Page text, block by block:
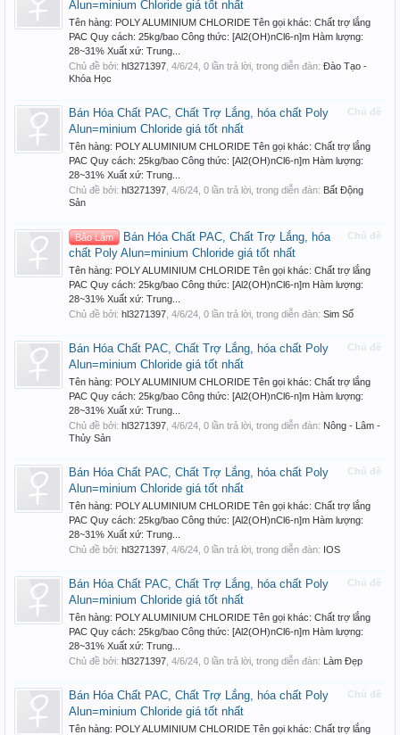
Alun=minium Chloride giá tốt nhất
Tên hàng: POLY ALUMINIUM CHLORIDE Tên gọi khác: Chất trợ lắng
PAC Quy cách: 25kg/bao Công thức: [Al2(OH)nCl6-n]m Hàm lượng:
28~31% Xuất xứ: Trung...
Chủ đề bởi: hl3271397 4/6/24 , 0 lần trả lời, trong diễn đàn: Đào Tạo -
Khóa Học
Chủ đề
Bán Hóa Chất PAC, Chất Trợ Lắng, hóa chất Poly
Alun=minium Chloride giá tốt nhất
Tên hàng: POLY ALUMINIUM CHLORIDE Tên gọi khác: Chất trợ lắng
PAC Quy cách: 25kg/bao Công thức: [Al2(OH)nCl6-n]m Hàm lượng:
28~31% Xuất xứ: Trung...
Chủ đề bởi: hl3271397 4/6/24 , 0 lần trả lời, trong diễn đàn: Bất Động
Sản
Chủ đề
Bảo Lâm
Bán Hóa Chất PAC, Chất Trợ Lắng, hóa
chất Poly Alun=minium Chloride giá tốt nhất
Tên hàng: POLY ALUMINIUM CHLORIDE Tên gọi khác: Chất trợ lắng
PAC Quy cách: 25kg/bao Công thức: [Al2(OH)nCl6-n]m Hàm lượng:
28~31% Xuất xứ: Trung...
Chủ đề bởi: hl3271397 4/6/24 , 0 lần trả lời, trong diễn đàn: Sim Số
Chủ đề
Bán Hóa Chất PAC, Chất Trợ Lắng, hóa chất Poly
Alun=minium Chloride giá tốt nhất
Tên hàng: POLY ALUMINIUM CHLORIDE Tên gọi khác: Chất trợ lắng
PAC Quy cách: 25kg/bao Công thức: [Al2(OH)nCl6-n]m Hàm lượng:
28~31% Xuất xứ: Trung...
Chủ đề bởi: hl3271397 4/6/24 , 0 lần trả lời, trong diễn đàn: Nông - Lâm -
Thủy Sản
Chủ đề
Bán Hóa Chất PAC, Chất Trợ Lắng, hóa chất Poly
Alun=minium Chloride giá tốt nhất
Tên hàng: POLY ALUMINIUM CHLORIDE Tên gọi khác: Chất trợ lắng
PAC Quy cách: 25kg/bao Công thức: [Al2(OH)nCl6-n]m Hàm lượng:
28~31% Xuất xứ: Trung...
Chủ đề bởi: hl3271397 4/6/24 , 0 lần trả lời, trong diễn đàn: IOS
Chủ đề
Bán Hóa Chất PAC, Chất Trợ Lắng, hóa chất Poly
Alun=minium Chloride giá tốt nhất
Tên hàng: POLY ALUMINIUM CHLORIDE Tên gọi khác: Chất trợ lắng
PAC Quy cách: 25kg/bao Công thức: [Al2(OH)nCl6-n]m Hàm lượng:
28~31% Xuất xứ: Trung...
Chủ đề bởi: hl3271397 4/6/24 , 0 lần trả lời, trong diễn đàn: Làm Đẹp
Chủ đề
Bán Hóa Chất PAC, Chất Trợ Lắng, hóa chất Poly
Alun=minium Chloride giá tốt nhất
Tên hàng: POLY ALUMINIUM CHLORIDE Tên gọi khác: Chất trợ lắng